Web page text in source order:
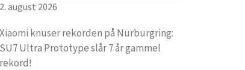
2. august 2026
Xiaomi knuser rekorden på Nürburgring:
SU7 Ultra Prototype slår 7 år gammel
rekord!